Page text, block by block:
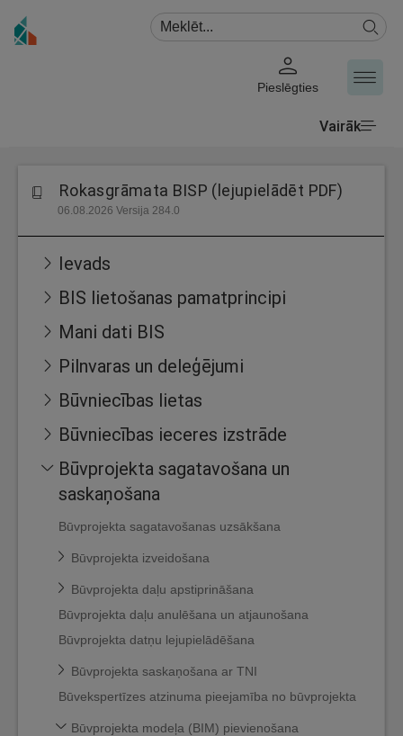
Pieslēgties
Vairāk
Rokasgrāmata BISP (lejupielādēt PDF)
06.08.2026 Versija 284.0
Ievads
BIS lietošanas pamatprincipi
Mani dati BIS
Pilnvaras un deleģējumi
Būvniecības lietas
Būvniecības ieceres izstrāde
Būvprojekta sagatavošana un
saskaņošana
Būvprojekta sagatavošanas uzsākšana
Būvprojekta izveidošana
Būvprojekta daļu apstiprināšana
Būvprojekta daļu anulēšana un atjaunošana
Būvprojekta datņu lejupielādēšana
Būvprojekta saskaņošana ar TNI
Būvekspertīzes atzinuma pieejamība no būvprojekta
Būvprojekta modeļa (BIM) pievienošana